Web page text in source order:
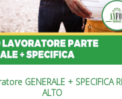
GENERALE + SPECIFICA
ALTO